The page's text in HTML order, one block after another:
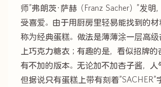
师”弗朗茨·萨赫（Franz Sacher）”发明
受喜爱。由于用厨房里轻易能找到的
称为经典蛋糕。做法是薄薄涂一层高
上巧克力糖衣；有趣的是，看似招牌的
有不加的版本。无论加不加杏子酱，人
但据说只有蛋糕上带有刻着”SACHER”